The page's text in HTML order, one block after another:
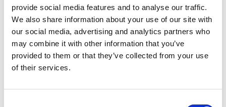
provide social media features and to analyse our traffic.
We also share information about your use of our site with
our social media, advertising and analytics partners who
may combine it with other information that you’ve
provided to them or that they’ve collected from your use
of their services.
Структура, цвет 22 nero lucido, топ 15 noce